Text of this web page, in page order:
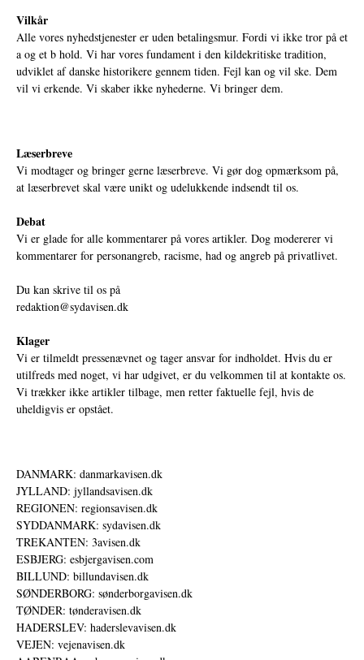
Vilkår
Alle vores nyhedstjenester er uden betalingsmur. Fordi vi ikke tror på et
a og et b hold. Vi har vores fundament i den kildekritiske tradition,
udviklet af danske historikere gennem tiden. Fejl kan og vil ske. Dem
vil vi erkende. Vi skaber ikke nyhederne. Vi bringer dem.
Læserbreve
Vi modtager og bringer gerne læserbreve. Vi gør dog opmærksom på,
at læserbrevet skal være unikt og udelukkende indsendt til os.
Debat
Vi er glade for alle kommentarer på vores artikler. Dog modererer vi
kommentarer for personangreb, racisme, had og angreb på privatlivet.
Du kan skrive til os på
redaktion@sydavisen.dk
Klager
Vi er tilmeldt pressenævnet og tager ansvar for indholdet. Hvis du er
utilfreds med noget, vi har udgivet, er du velkommen til at kontakte os.
Vi trækker ikke artikler tilbage, men retter faktuelle fejl, hvis de
uheldigvis er opstået.
DANMARK: danmarkavisen.dk
JYLLAND: jyllandsavisen.dk
REGIONEN: regionsavisen.dk
SYDDANMARK: sydavisen.dk
TREKANTEN: 3avisen.dk
ESBJERG: esbjergavisen.com
BILLUND: billundavisen.dk
SØNDERBORG: sønderborgavisen.dk
TØNDER: tønderavisen.dk
HADERSLEV: haderslevavisen.dk
VEJEN: vejenavisen.dk